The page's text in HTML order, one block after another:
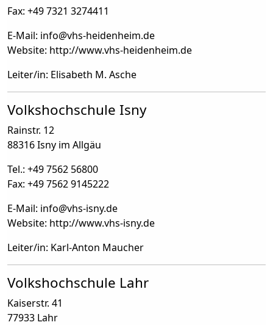
Fax: +49 7321 3274411
E-Mail: info@vhs-heidenheim.de
Website: http://www.vhs-heidenheim.de
Leiter/in: Elisabeth M. Asche
Volkshochschule Isny
Rainstr. 12
88316 Isny im Allgäu
Tel.: +49 7562 56800
Fax: +49 7562 9145222
E-Mail: info@vhs-isny.de
Website: http://www.vhs-isny.de
Leiter/in: Karl-Anton Maucher
Volkshochschule Lahr
Kaiserstr. 41
77933 Lahr